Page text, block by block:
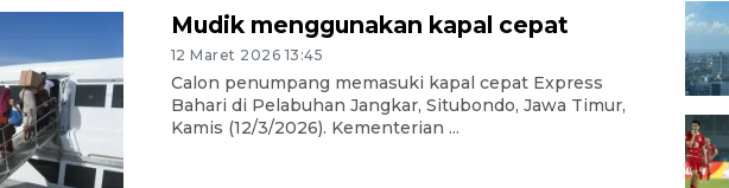
Mudik menggunakan kapal cepat
12 Maret 2026 13:45
Calon penumpang memasuki kapal cepat Express
Bahari di Pelabuhan Jangkar, Situbondo, Jawa Timur,
Kamis (12/3/2026). Kementerian ...